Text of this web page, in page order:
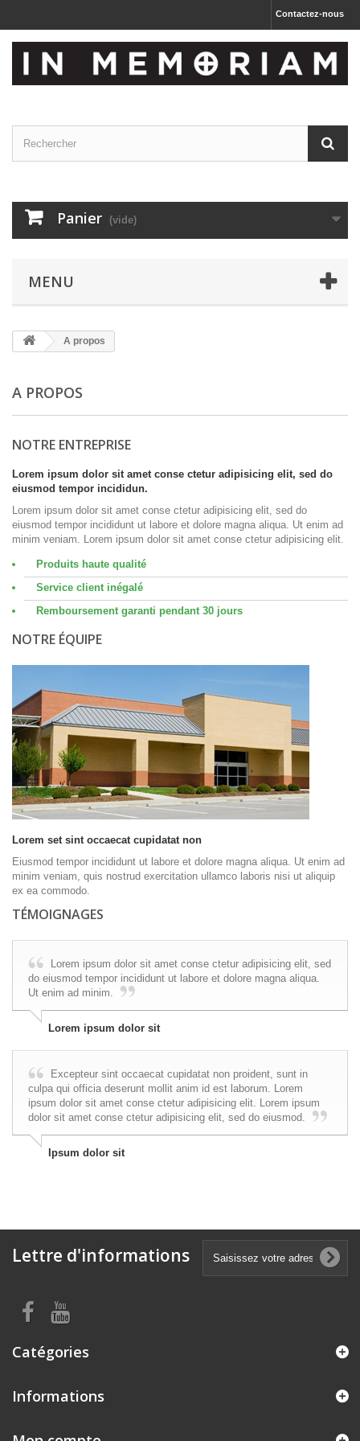
Contactez-nous
Panier (vide)
MENU
A propos
A PROPOS
NOTRE ENTREPRISE
Lorem ipsum dolor sit amet conse ctetur adipisicing elit, sed do
eiusmod tempor incididun.
Lorem ipsum dolor sit amet conse ctetur adipisicing elit, sed do
eiusmod tempor incididunt ut labore et dolore magna aliqua. Ut enim ad
minim veniam. Lorem ipsum dolor sit amet conse ctetur adipisicing elit.
Produits haute qualité
Service client inégalé
Remboursement garanti pendant 30 jours
NOTRE ÉQUIPE
Lorem set sint occaecat cupidatat non
Eiusmod tempor incididunt ut labore et dolore magna aliqua. Ut enim ad
minim veniam, quis nostrud exercitation ullamco laboris nisi ut aliquip
ex ea commodo.
TÉMOIGNAGES
Lorem ipsum dolor sit amet conse ctetur adipisicing elit, sed
do eiusmod tempor incididunt ut labore et dolore magna aliqua.
Ut enim ad minim.
Lorem ipsum dolor sit
Excepteur sint occaecat cupidatat non proident, sunt in
culpa qui officia deserunt mollit anim id est laborum. Lorem
ipsum dolor sit amet conse ctetur adipisicing elit. Lorem ipsum
dolor sit amet conse ctetur adipisicing elit, sed do eiusmod.
Ipsum dolor sit
Lettre d'informations
Catégories
Informations